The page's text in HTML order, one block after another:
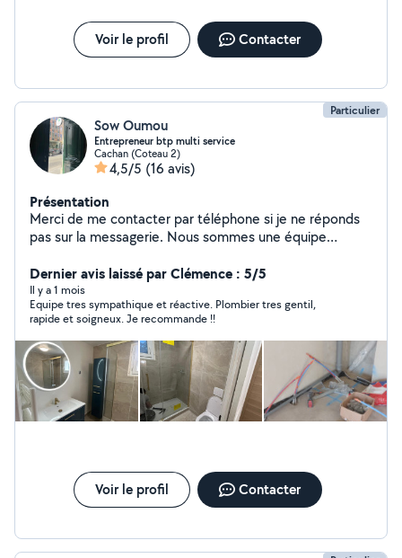
Voir le profil Contacter
Particulier
Sow Oumou
Entrepreneur btp multi service
Cachan (Coteau 2)
4,5/5 (16 avis)
Présentation
Merci de me contacter par téléphone si je ne réponds
pas sur la messagerie. Nous sommes une équipe
travaux de rénovation et de construction. Joignable au
06-67-35-41-34 Nous prenons en charge différents
types de travaux : peinture, enduit, placo, carrelage,
électricité, plomberie et rénovation complète. Nous
assurons un travail sérieux, propre et réalisé dans les
délais. N'hésitez pas à nous contacter pour vos projets,
nous serons ravis de vous accompagner.
Dernier avis laissé par Clémence : 5/5
Il y a 1 mois
Equipe tres sympathique et réactive. Plombier tres gentil,
rapide et soigneux. Je recommande !!
Voir le profil Contacter